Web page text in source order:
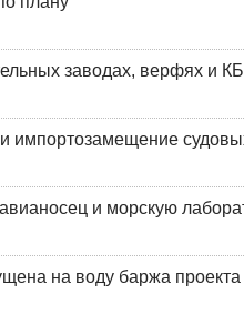
заводах, верфях и КБ
импортозамещение
авианосец и морскую
на воду баржа